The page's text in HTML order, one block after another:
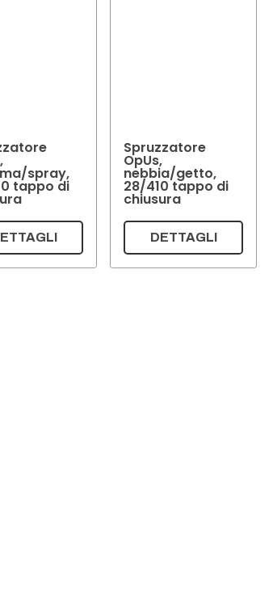
spray,
tappo di
Spruzzatore
OpUs,
nebbia/getto,
28/410 tappo di
chiusura
DETTAGLI